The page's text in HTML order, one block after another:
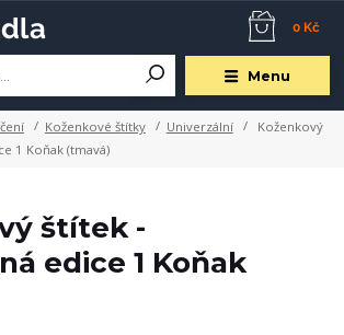
Menu
0 Kč
Koženkové štítky Univerzální
Koženkový
1 Koňak (tmavá)
štítek -
edice 1 Koňak